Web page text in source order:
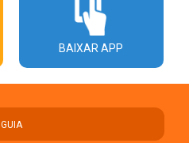
BAIXAR APP
GUIA